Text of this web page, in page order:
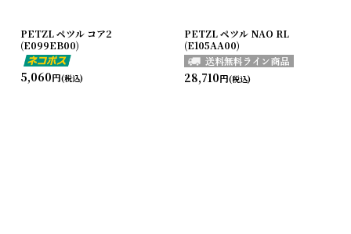
PETZL ペツル コア2
(E099EB00)
5,060円(税込)
PETZL ペツル NAO RL
(E105AA00)
28,710円(税込)